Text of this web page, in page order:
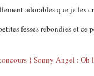
adorables que je les
fesses rebondies et ce